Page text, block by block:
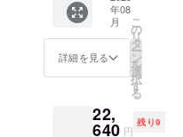
を除い
て使用
いたし
ますの
でご理
解ご了
さいま
せ。
ます。
極端に
うもの
を除い
いたし
ますの
グは無
いと言
えま
様が手
にする
イテム
とご理
のもの
はござ
んので
そちら
承の上
でリ
チェー
ン長
さ：最
長
45cm（
なスラ
イド
ンクト
ルマリ
ン
(濃)2.5
ン：
SILVER
ジウム
コー
ティン
グ） ■
天然
石：
ストー
ン
年08
月
詳細を見る
こ
の
リ
タ
ー
ン
を
選
択
す
る
22,
640 円
残り9